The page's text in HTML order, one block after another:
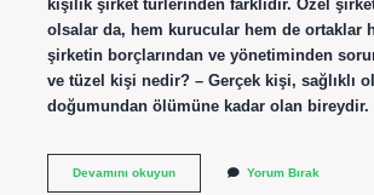
kişilik şirket türlerinden farklıdır. Özel
olsalar da, hem kurucular hem de ortaklar
şirketin borçlarından ve yönetiminden
ve tüzel kişi nedir? – Gerçek kişi, sağlıklı
doğumundan ölümüne kadar olan
Devamını okuyunAnonim
Yorum Bırak